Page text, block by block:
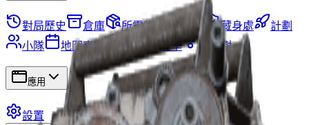
對局歷史 倉庫 所需物品 任務 藏身處
計劃
小隊
地圖事件 物品 賽季 技能樹
應用
設置